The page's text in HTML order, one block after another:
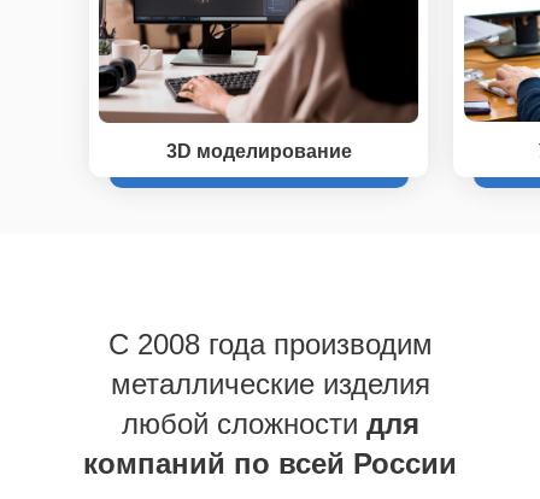
3D моделирование
C 2008 года производим
металлические изделия
любой сложности для
компаний по всей России